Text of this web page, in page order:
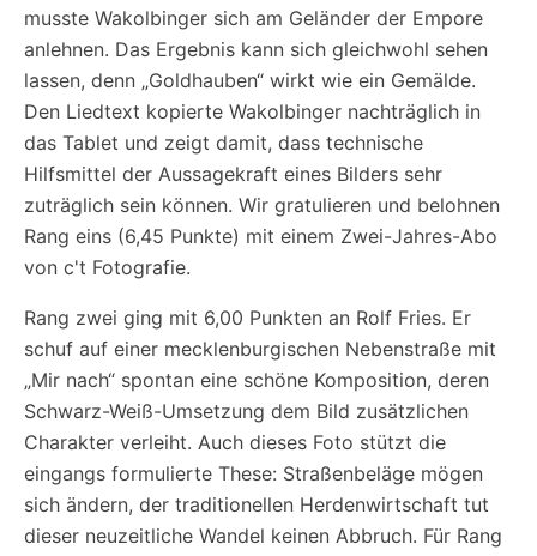
musste Wakolbinger sich am Geländer der Empore
anlehnen. Das Ergebnis kann sich gleichwohl sehen
lassen, denn „Goldhauben“ wirkt wie ein Gemälde.
Den Liedtext kopierte Wakolbinger nachträglich in
das Tablet und zeigt damit, dass technische
Hilfsmittel der Aussagekraft eines Bilders sehr
zuträglich sein können. Wir gratulieren und belohnen
Rang eins (6,45 Punkte) mit einem Zwei-Jahres-Abo
von c't Fotografie.
Rang zwei ging mit 6,00 Punkten an Rolf Fries. Er
schuf auf einer mecklenburgischen Nebenstraße mit
„Mir nach“ spontan eine schöne Komposition, deren
Schwarz-Weiß-Umsetzung dem Bild zusätzlichen
Charakter verleiht. Auch dieses Foto stützt die
eingangs formulierte These: Straßenbeläge mögen
sich ändern, der traditionellen Herdenwirtschaft tut
dieser neuzeitliche Wandel keinen Abbruch. Für Rang